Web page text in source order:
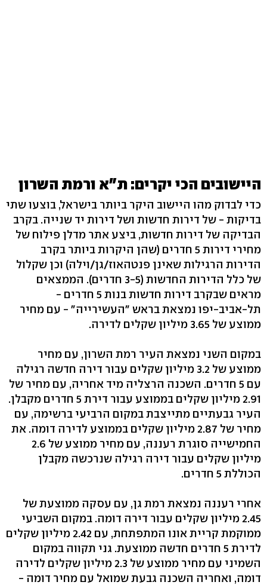
היישובים הכי יקרים: ת"א ורמת השרון
כדי לבדוק מהו היישוב היקר ביותר בישראל, בוצעו שתי
בדיקות - של דירות חדשות ושל דירות יד שנייה. בקרב
הבדיקה של דירות חדשות, ביצע אתר מדלן פילוח של
מחירי דירות 5 חדרים (שהן היקרות ביותר בקרב
הדירות הרגילות שאינן פנטהאוז/גן/וילה) וכן שקלול
של כלל הדירות החדשות (3-5 חדרים). הממצאים
מראים שבקרב דירות חדשות בנות 5 חדרים -
תל-אביב-יפו נמצאת בראש "העשירייה" - עם מחיר
ממוצע של 3.65 מיליון שקלים לדירה.
במקום השני נמצאת העיר רמת השרון, עם מחיר
ממוצע של 3.2 מיליון שקלים עבור דירה חדשה רגילה
עם 5 חדרים. השכנה הרצליה מיד אחריה, עם מחיר של
2.91 מיליון שקלים בממוצע עבור דירת 5 חדרים מקבלן.
העיר גבעתיים מתייצבת במקום הרביעי ברשימה, עם
מחיר של 2.87 מיליון שקלים בממוצע לדירה דומה. את
החמישייה סוגרת רעננה, עם מחיר ממוצע של 2.6
מיליון שקלים עבור דירה רגילה שנרכשה מקבלן
הכוללת 5 חדרים.
אחרי רעננה נמצאת רמת גן, עם עסקה ממוצעת של
2.45 מיליון שקלים עבור דירה דומה. במקום השביעי
ממוקמת קריית אונו המתפתחת, עם 2.42 מיליון שקלים
לדירת 5 חדרים חדשה ממוצעת. גני תקווה במקום
השמיני עם מחיר ממוצע של 2.3 מיליון שקלים לדירה
דומה, ואחריה השכנה גבעת שמואל עם מחיר דומה -